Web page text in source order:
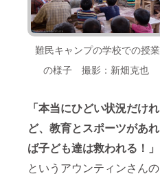
難民キャンプの学校での授業
の様子 撮影：新畑克也
「本当にひどい状況だけれ
ど、教育とスポーツがあれ
ば子ども達は救われる！」
というアウンティンさんの